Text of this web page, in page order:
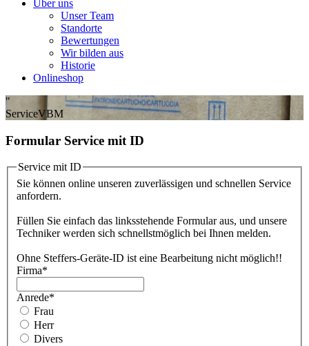
Über uns
Unser Team
Standorte
Bewertungen
Wir bilden aus
Historie
Onlineshop
"
ServiceVBM
Formular Service mit ID
Service mit ID
Sie können online unseren zuverlässigen und schnellen Service
anfordern.
Füllen Sie einfach das linksstehende Formular aus, und unsere
Techniker werden sich schnellstmöglich bei Ihnen melden.
Ohne Steffers-Geräte-ID ist eine Bearbeitung nicht möglich!!
Firma*
Anrede*
Frau
Herr
Divers